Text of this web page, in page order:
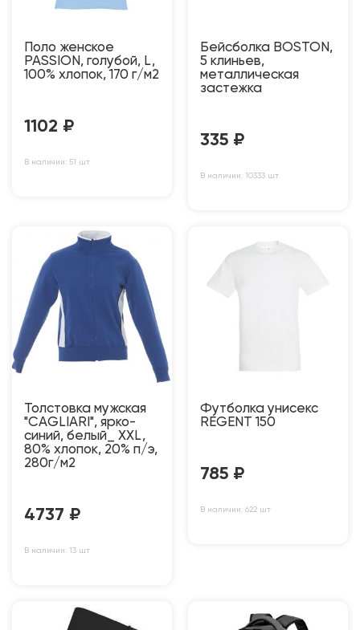
Поло женское
PASSION, голубой, L,
100% хлопок, 170 г/м2
1102 ₽
В наличии: 51 шт
Бейсболка BOSTON,
5 клиньев,
металлическая
застежка
335 ₽
В наличии: 10333 шт
Толстовка мужская
"CAGLIARI", ярко-
синий, белый_ XXL,
80% хлопок, 20% п/э,
280г/м2
4737 ₽
В наличии: 13 шт
Футболка унисекс
REGENT 150
785 ₽
В наличии: 622 шт